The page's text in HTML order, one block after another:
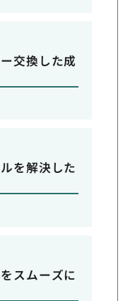
交換した成
を解決した
スムーズに